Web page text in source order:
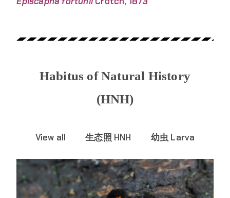
Habitus of Natural History
(HNH)
View all 生态照 HNH 幼虫 Larva